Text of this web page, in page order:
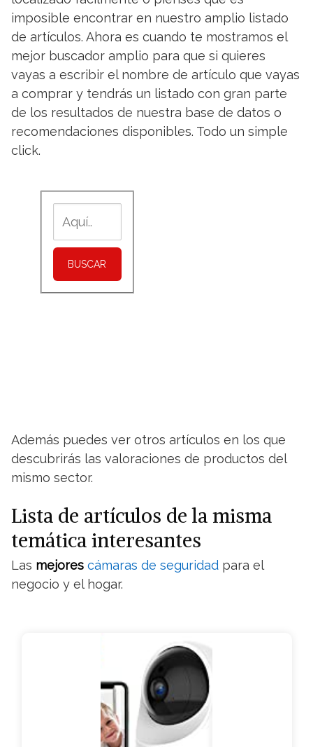
imposible encontrar en nuestro amplio listado
de artículos. Ahora es cuando te mostramos el
mejor buscador amplio para que si quieres
vayas a escribir el nombre de artículo que vayas
a comprar y tendrás un listado con gran parte
de los resultados de nuestra base de datos o
recomendaciones disponibles. Todo un simple
click.
BUSCAR
Además puedes ver otros artículos en los que
descubrirás las valoraciones de productos del
mismo sector.
Lista de artículos de la misma
temática interesantes
Las mejores cámaras de seguridad para el
negocio y el hogar.